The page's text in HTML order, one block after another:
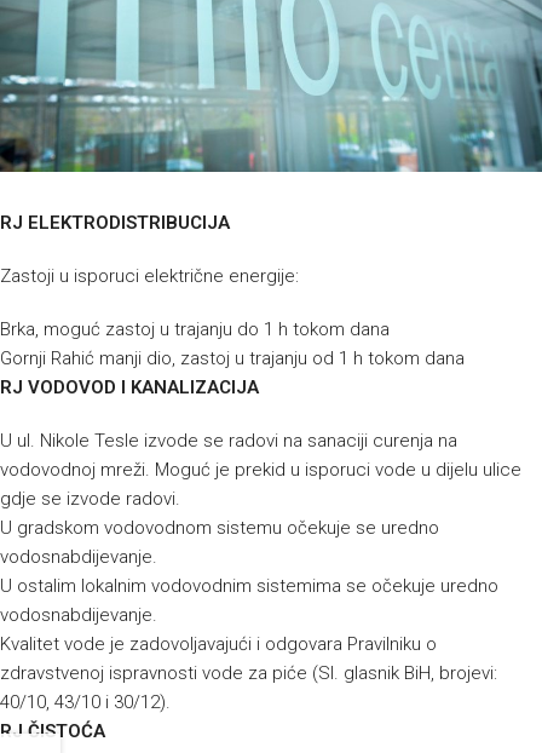
RJ ELEKTRODISTRIBUCIJA
Zastoji u isporuci električne energije:
Brka, moguć zastoj u trajanju do 1 h tokom dana
Gornji Rahić manji dio, zastoj u trajanju od 1 h tokom dana
RJ VODOVOD I KANALIZACIJA
U ul. Nikole Tesle izvode se radovi na sanaciji curenja na
vodovodnoj mreži. Moguć je prekid u isporuci vode u dijelu ulice
gdje se izvode radovi.
U gradskom vodovodnom sistemu očekuje se uredno
vodosnabdijevanje.
U ostalim lokalnim vodovodnim sistemima se očekuje uredno
vodosnabdijevanje.
Kvalitet vode je zadovoljavajući i odgovara Pravilniku o
zdravstvenoj ispravnosti vode za piće (Sl. glasnik BiH, brojevi:
40/10, 43/10 i 30/12).
RJ ČISTOĆA